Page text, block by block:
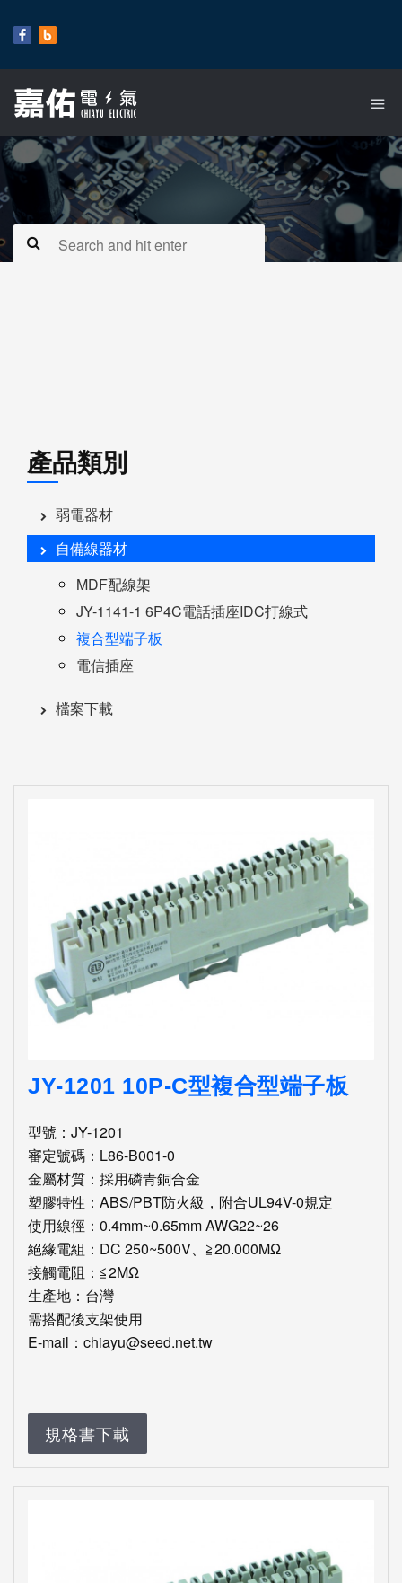
產品類別
弱電器材
自備線器材
MDF配線架
JY-1141-1 6P4C電話插座IDC打線式
複合型端子板
電信插座
檔案下載
JY-1201 10P-C型複合型端子板
型號：JY-1201
審定號碼：L86-B001-0
金屬材質：採用磷青銅合金
塑膠特性：ABS/PBT防火級，附合UL94V-0規定
使用線徑：0.4mm~0.65mm AWG22~26
絕緣電組：DC 250~500V、≧20.000MΩ
接觸電阻：≦2MΩ
生產地：台灣
需搭配後支架使用
E-mail：chiayu@seed.net.tw
規格書下載